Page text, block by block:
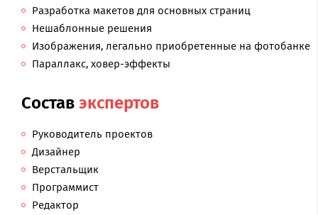
Разработка макетов для основных страниц
Нешаблонные решения
Изображения, легально приобретенные на фотобанке
Параллакс, ховер-эффекты
Состав экспертов
Руководитель проектов
Дизайнер
Верстальщик
Программист
Редактор